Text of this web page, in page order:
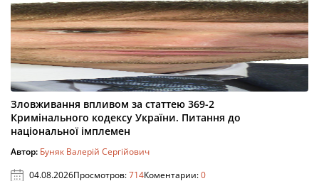
Зловживання впливом за статтею 369-2
Кримінального кодексу України. Питання до
національної імплемен
Автор: Буняк Валерій Сергійович
04.08.2026Просмотров:714Коментарии:0